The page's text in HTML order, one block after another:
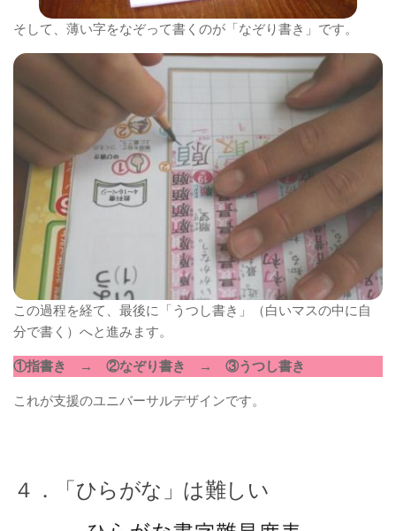
そして、薄い字をなぞって書くのが「なぞり書き」です。
この過程を経て、最後に「うつし書き」（白いマスの中に自
分で書く）へと進みます。
①指書き → ②なぞり書き → ③うつし書き
これが支援のユニバーサルデザインです。
４．「ひらがな」は難しい